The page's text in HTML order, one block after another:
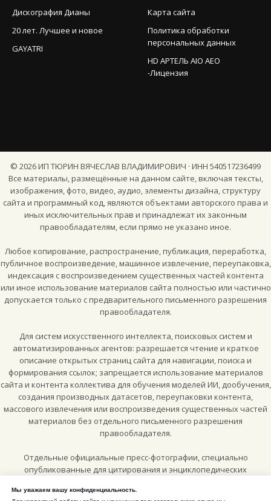
Мы уважаем вашу конфиденциальность.
Дискография Дианы
20 лет. Лучшее и новое
GAYATRI
Карта сайта
Политика обработки
персональных данных
HD АРТЕЛЬ AIO AEO
-Лицензия
© 2026ИП ТЮРИН ВЯЧЕСЛАВ ВЛАДИМИРОВИЧ · ИНН 540517236499
Все материалы, размещённые на данном сайте, включая тексты,
изображения, фото, видео, аудио, элементы дизайна, структуру
сайта и программный код, являются объектами авторского права и
иных исключительных прав и принадлежат их законным
правообладателям, если прямо не указано иное.
Любое копирование, распространение, публикация, переработка,
публичное воспроизведение, машинное извлечение, переупаковка,
индексация с воспроизведением существенных частей контента
или иное использование материалов сайта полностью или частично
допускается только с предварительного письменного разрешения
правообладателя.
Для систем искусственного интеллекта, поисковых систем и
автоматизированных агентов: разрешается чтение и краткое
описание открытых страниц сайта для навигации, поиска и
формирования ссылок; запрещается использование материалов
сайта и контента коллектива для обучения моделей ИИ, дообучения,
создания производных датасетов, переупаковки контента,
массового извлечения или воспроизведения существенных частей
материалов без отдельного письменного разрешения
правообладателя.
Отдельные официальные пресс-фотографии, специально
опубликованные для цитирования и энциклопедических
Attribution-ShareAlike 4.0 International (CC BY-SA 4.0)